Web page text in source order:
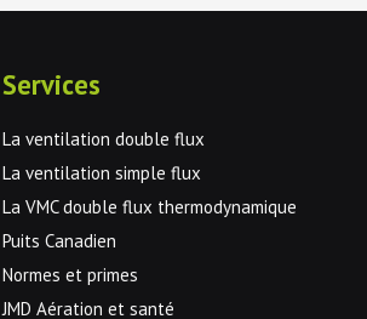
Services
La ventilation double flux
La ventilation simple flux
La VMC double flux thermodynamique
Puits Canadien
Normes et primes
JMD Aération et santé